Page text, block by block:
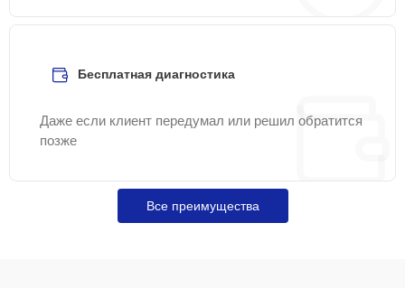
Бесплатная диагностика
Даже если клиент передумал или решил обратится
позже
Все преимущества